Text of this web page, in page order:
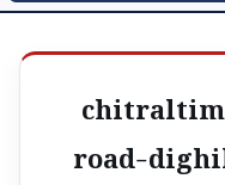
road-